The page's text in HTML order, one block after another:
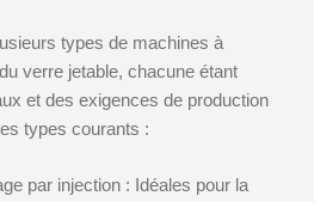
types de machines à
verre jetable, chacune étant
et des exigences de production
types courants :
par injection : Idéales pour la